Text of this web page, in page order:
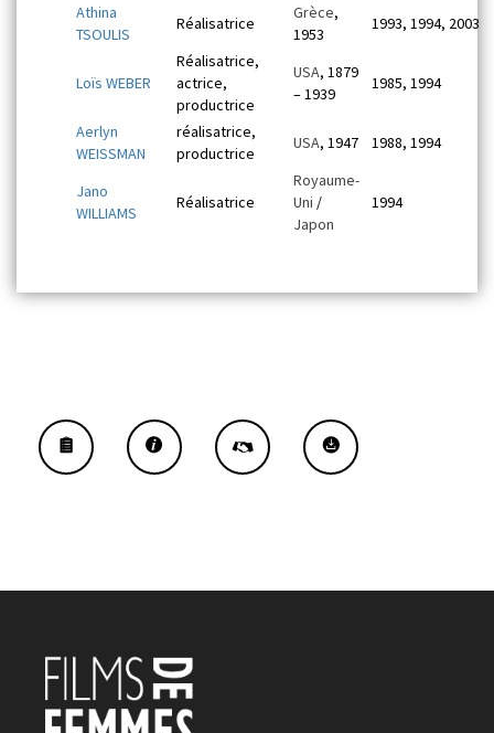
Athina
TSOULIS
Réalisatrice
Grèce,
1953
1993, 1994, 2003
Loïs WEBER
Réalisatrice,
actrice,
productrice
USA, 1879
– 1939
1985, 1994
Aerlyn
WEISSMAN
réalisatrice,
productrice
USA, 1947 1988, 1994
Jano
WILLIAMS
Réalisatrice
Royaume-
Uni /
Japon
1994